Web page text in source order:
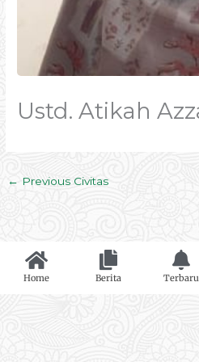
Ustd. Atikah
← Previous Civitas
Home Berita Terbaru